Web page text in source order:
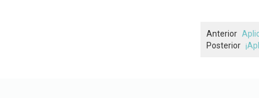
Anterior
Posterior